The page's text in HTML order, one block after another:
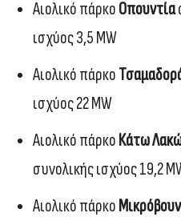
Αιολικό πάρκο Οπουντία
ισχύος 3,5 MW
Αιολικό πάρκο
ισχύος 22 MW
Αιολικό πάρκο Κάτω
συνολικής ισχύος 19,2
Αιολικό πάρκο